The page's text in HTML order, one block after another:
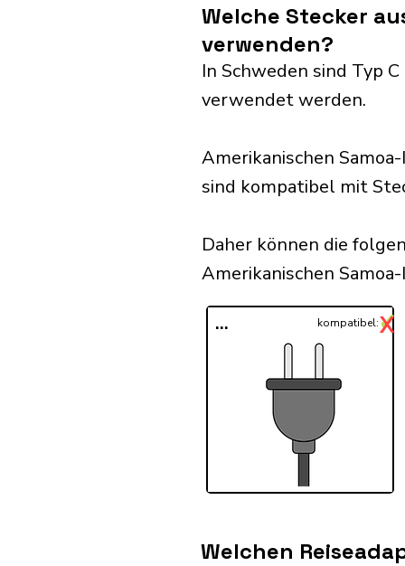
Welche Stecker
verwenden?
In Schweden sind Typ
verwendet werden.
Amerikanischen
sind kompatibel mit
Daher können die
Amerikanischen
... ✓
kompatibel:X
Welchen